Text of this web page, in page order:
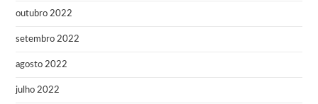
outubro 2022
setembro 2022
agosto 2022
julho 2022